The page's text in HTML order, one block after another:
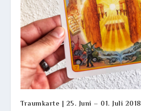
Traumkarte | 25. Juni – 01. Juli 2018